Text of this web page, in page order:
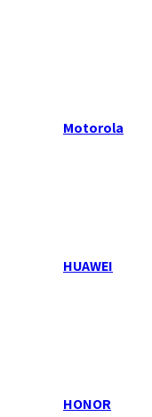
Motorola
HUAWEI
HONOR